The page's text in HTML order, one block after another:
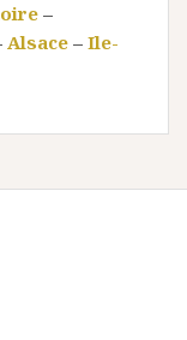
–
Alsace – Ile-